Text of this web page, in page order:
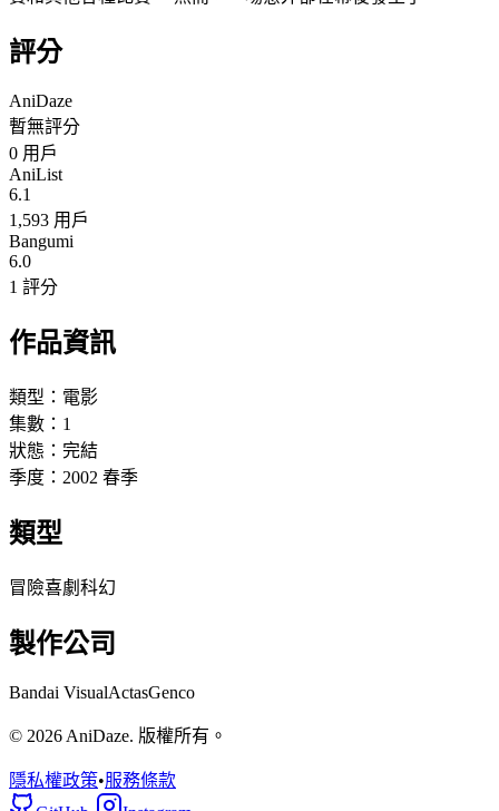
評分
AniDaze
暫無評分
0 用戶
AniList
6.1
1,593 用戶
Bangumi
6.0
1 評分
作品資訊
類型： 電影
集數： 1
狀態： 完結
季度： 2002 春季
類型
冒險喜劇 科幻
製作公司
Bandai VisualActasGenco
© 2026 AniDaze. 版權所有。
隱私權政策•服務條款